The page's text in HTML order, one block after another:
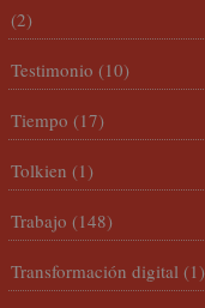
(2)
Testimonio (10)
Tiempo (17)
Tolkien (1)
Trabajo (148)
Transformación digital (1)